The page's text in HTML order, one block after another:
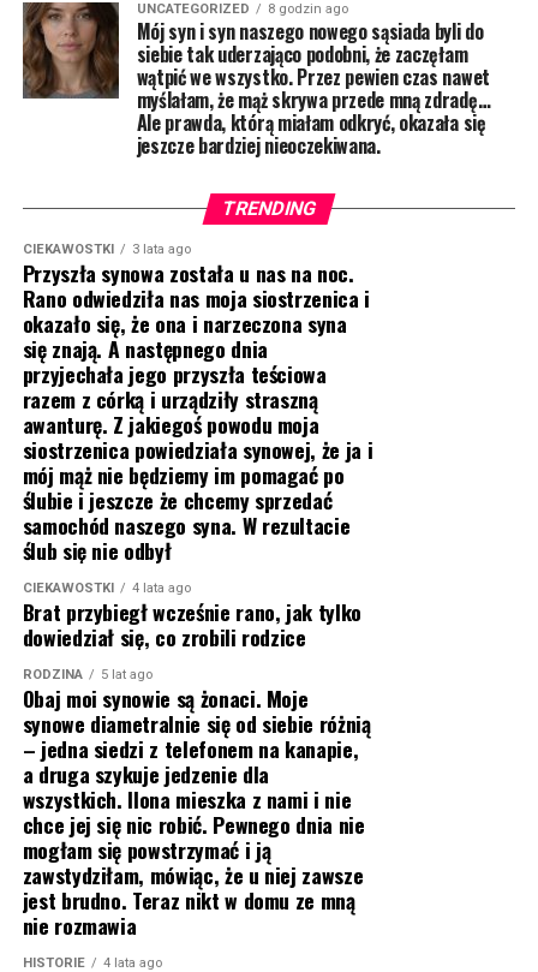
UNCATEGORIZED 8 godzin ago
Mój syn i syn naszego nowego sąsiada byli do
siebie tak uderzająco podobni, że zaczęłam
wątpić we wszystko. Przez pewien czas nawet
myślałam, że mąż skrywa przede mną zdradę…
Ale prawda, którą miałam odkryć, okazała się
jeszcze bardziej nieoczekiwana.
TRENDING
CIEKAWOSTKI 3 lata ago
Przyszła synowa została u nas na noc.
Rano odwiedziła nas moja siostrzenica i
okazało się, że ona i narzeczona syna
się znają. A następnego dnia
przyjechała jego przyszła teściowa
razem z córką i urządziły straszną
awanturę. Z jakiegoś powodu moja
siostrzenica powiedziała synowej, że ja i
mój mąż nie będziemy im pomagać po
ślubie i jeszcze że chcemy sprzedać
samochód naszego syna. W rezultacie
ślub się nie odbył
CIEKAWOSTKI 4 lata ago
Brat przybiegł wcześnie rano, jak tylko
dowiedział się, co zrobili rodzice
RODZINA 5 lat ago
Obaj moi synowie są żonaci. Moje
synowe diametralnie się od siebie różnią
– jedna siedzi z telefonem na kanapie,
a druga szykuje jedzenie dla
wszystkich. Ilona mieszka z nami i nie
chce jej się nic robić. Pewnego dnia nie
mogłam się powstrzymać i ją
zawstydziłam, mówiąc, że u niej zawsze
jest brudno. Teraz nikt w domu ze mną
nie rozmawia
HISTORIE 4 lata ago